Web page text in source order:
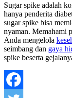
Sugar spike adalah
hanya penderita
sugar spike bisa
nyaman. Memahami
Anda mengelola
seimbang dan gaya
spike beserta